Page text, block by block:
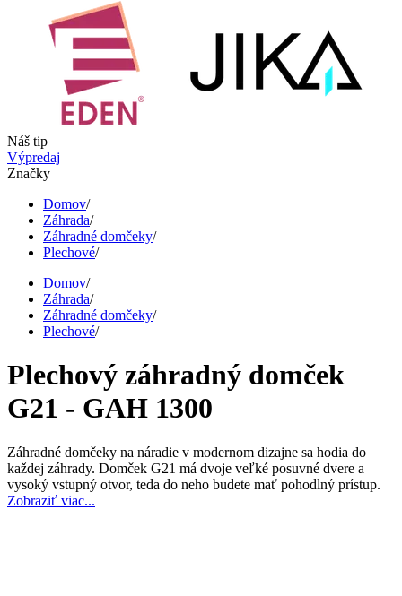
Náš tip
Výpredaj
Značky
Domov/
Záhrada/
Záhradné domčeky/
Plechové/
Domov/
Záhrada/
Záhradné domčeky/
Plechové/
Plechový záhradný domček
G21 - GAH 1300
Záhradné domčeky na náradie v modernom dizajne sa hodia do
každej záhrady. Domček G21 má dvoje veľké posuvné dvere a
vysoký vstupný otvor, teda do neho budete mať pohodlný prístup.
Zobraziť viac...